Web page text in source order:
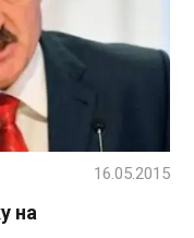
на
16.05.2015